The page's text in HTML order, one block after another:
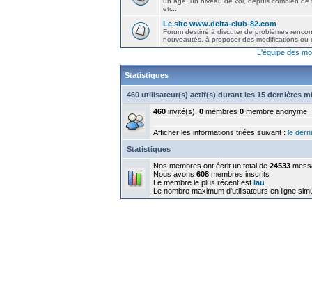
etc...
Le site www.delta-club-82.com
Forum destiné à discuter de problèmes
nouveautés, à proposer des modifications ou
L'équipe des
Statistiques
460 utilisateur(s) actif(s) durant les 15 dernières
460 invité(s), 0 membres 0 membre anonyme
Afficher les informations triées suivant : le
Statistiques
Nos membres ont écrit un total de 24533
Nous avons 608 membres inscrits
Le membre le plus récent est lau
Le nombre maximum d'utilisateurs en ligne